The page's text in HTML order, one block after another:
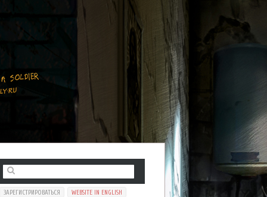
ЗАРЕГИСТРИРОВАТЬСЯ WEBSITE IN ENGLISH